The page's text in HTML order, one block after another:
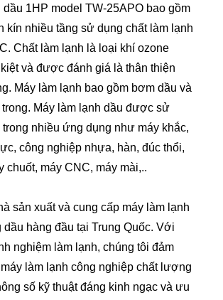
dầu 1HP model TW-25APO bao gồm
kín nhiều tầng sử dụng chất làm lạnh
Chất làm lạnh là loại khí ozone
và được đánh giá là thân thiện
Máy làm lạnh bao gồm bơm dầu và
trong. Máy làm lạnh dầu được sử
trong nhiều ứng dụng như máy khắc,
công nghiệp nhựa, hàn, đúc thổi,
chuốt, máy CNC, máy mài,..
sản xuất và cung cấp máy làm lạnh
dầu hàng đầu tại Trung Quốc. Với
nghiệm làm lạnh, chúng tôi đảm
làm lạnh công nghiệp chất lượng
số kỹ thuật đáng kinh ngạc và ưu